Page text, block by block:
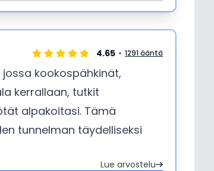
4.65 1291 ääntä
kookospähkinät,
kerrallaan, tutkit
alpakoitasi. Tämä
tunnelman täydelliseksi
Lue arvostelu